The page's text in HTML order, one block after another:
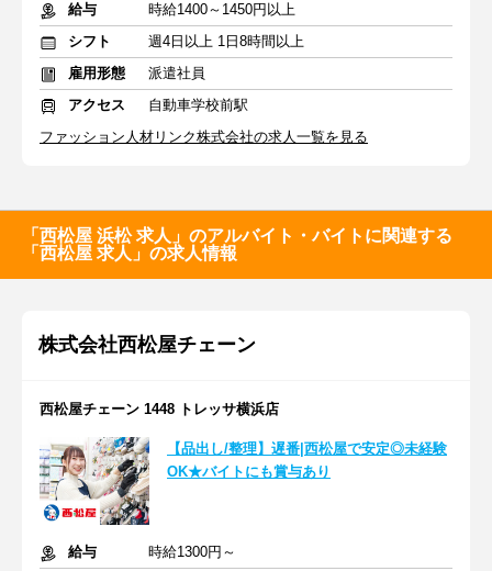
給与
時給1400～1450円以上
シフト
週4日以上 1日8時間以上
雇用形態
派遣社員
アクセス
自動車学校前駅
ファッション人材リンク株式会社の求人一覧を見る
「西松屋 浜松 求人」のアルバイト・バイトに関連する
「西松屋 求人」の求人情報
株式会社西松屋チェーン
西松屋チェーン 1448 トレッサ横浜店
【品出し/整理】遅番|西松屋で安定◎未経験
OK★バイトにも賞与あり
給与
時給1300円～